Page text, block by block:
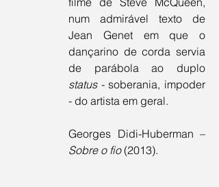
num admirável texto de
Jean Genet em que o
dançarino de corda servia
status - soberania, impoder
- do artista em geral.
Sobre o fio (2013).